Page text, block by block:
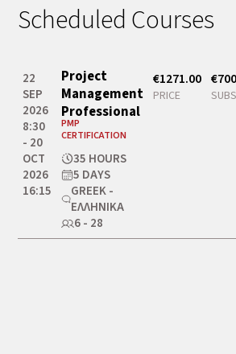
Scheduled Courses
22
SEP
2026
8:30
- 20
OCT
2026
16:15
Project
Management
Professional
PMP
CERTIFICATION
35 HOURS
5 DAYS
GREEK -
ΕΛΛΗΝΙΚΆ
6 - 28
€1271.00
PRICE